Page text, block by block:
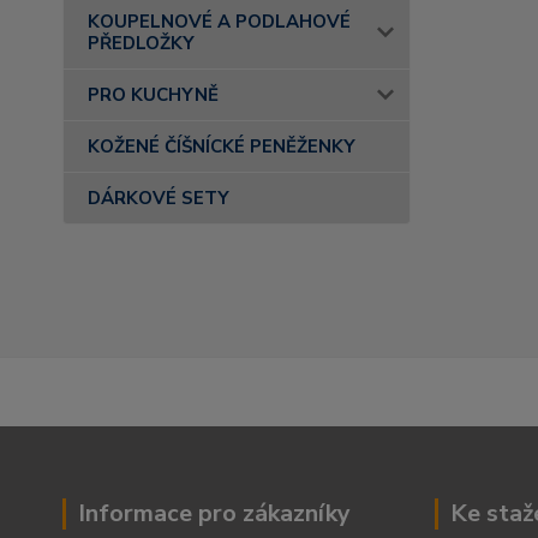
KOUPELNOVÉ A PODLAHOVÉ
PŘEDLOŽKY
PRO KUCHYNĚ
KOŽENÉ ČÍŠNÍCKÉ PENĚŽENKY
DÁRKOVÉ SETY
Informace pro zákazníky Ke